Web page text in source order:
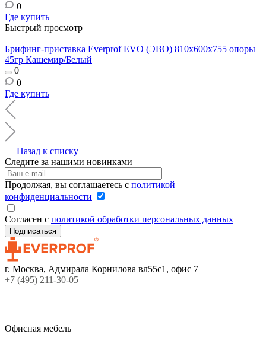
0
Где купить
Быстрый просмотр
Брифинг-приставка Everprof EVO (ЭВО) 810х600x755 опоры
45гр Кашемир/Белый
0
0
Где купить
Назад к списку
Следите за нашими новинками
Продолжая, вы соглашаетесь с политикой
конфиденциальности
Согласен с политикой обработки персональных данных
г. Москва, Адмирала Корнилова вл55с1, офис 7
+7 (495) 211-30-05
Офисная мебель